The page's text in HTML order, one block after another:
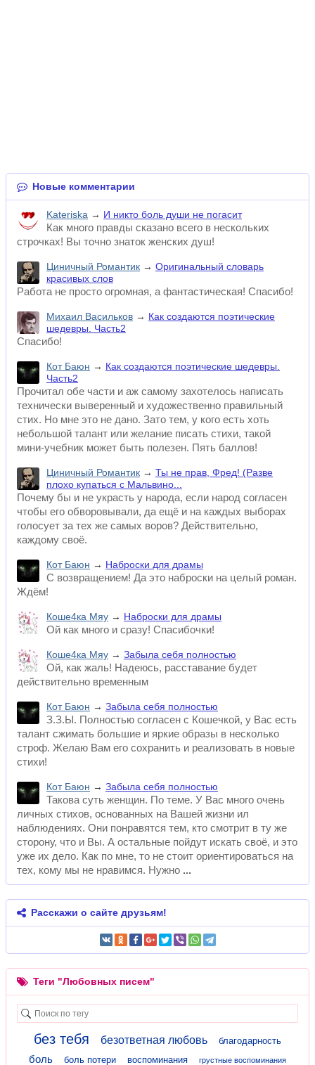
Новые комментарии
Kateriska → И никто боль души не погасит
Как много правды сказано всего в нескольких
строчках! Вы точно знаток женских душ!
Циничный Романтик → Оригинальный словарь
красивых слов
Работа не просто огромная, а фантастическая! Спасибо!
Михаил Васильков → Как создаются поэтические
шедевры. Часть2
Спасибо!
Кот Баюн → Как создаются поэтические шедевры.
Часть2
Прочитал обе части и аж самому захотелось написать
технически выверенный и художественно правильный
стих. Но мне это не дано. Зато тем, у кого есть хоть
небольшой талант или желание писать стихи, такой
мини-учебник может быть полезен. Пять баллов!
Циничный Романтик → Ты не прав, Фред! (Разве
плохо купаться с Мальвино...
Почему бы и не украсть у народа, если народ согласен
чтобы его обворовывали, да ещё и на каждых выборах
голосует за тех же самых воров? Действительно,
каждому своё.
Кот Баюн → Наброски для драмы
С возвращением! Да это наброски на целый роман.
Ждём!
Коше4ка Мяу → Наброски для драмы
Ой как много и сразу! Спасибочки!
Коше4ка Мяу → Забыла себя полностью
Ой, как жаль! Надеюсь, расставание будет
действительно временным
Кот Баюн → Забыла себя полностью
З.З.Ы. Полностью согласен с Кошечкой, у Вас есть
талант сжимать большие и яркие образы в несколько
строф. Желаю Вам его сохранить и реализовать в новые
стихи!
Кот Баюн → Забыла себя полностью
Такова суть женщин. По теме. У Вас много очень
личных стихов, основанных на Вашей жизни ил
наблюдениях. Они понравятся тем, кто смотрит в ту же
сторону, что и Вы. А остальные пойдут искать своё, и это
уже их дело. Как по мне, то не стоит ориентироваться на
тех, кому мы не нравимся. Нужно
Расскажи о сайте друзьям!
Теги "Любовных писем"
без тебя безответная любовь благодарность
боль боль потери воспоминания грустные воспоминания